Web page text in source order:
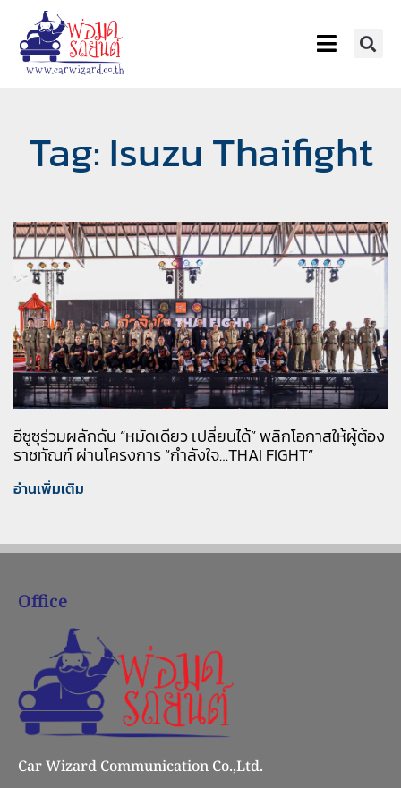
Tag: Isuzu Thaifight
อีซูซุร่วมผลักดัน “หมัดเดียว เปลี่ยนได้” พลิกโอกาสให้ผู้ต้อง
ราชทัณฑ์ ผ่านโครงการ “กำลังใจ…THAI FIGHT”
อ่านเพิ่มเติม
Office
Car Wizard Communication Co.,Ltd.